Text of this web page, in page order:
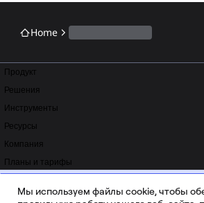
Home
Продукт
Решения
Инструменты
Ресурсы
Компания
Планы и тарифы
ISO 42001
READY
SOC 2
Мы используем файлы cookie, чтобы